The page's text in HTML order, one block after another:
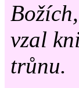
vzal
trůnu.